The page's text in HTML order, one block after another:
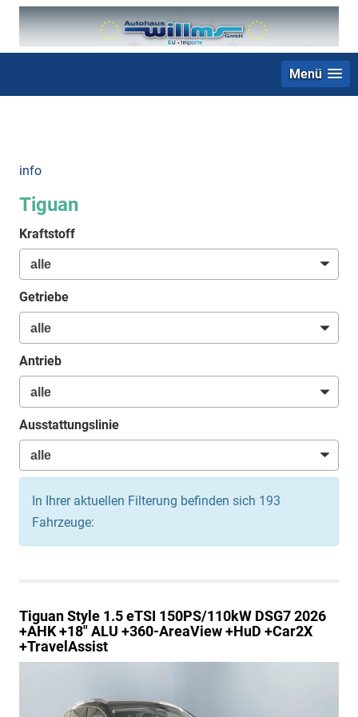
Menü
info
Tiguan
Kraftstoff
Getriebe
Antrieb
Ausstattungslinie
In Ihrer aktuellen Filterung befinden sich 193
Fahrzeuge:
TiguanStyle 1.5 eTSI 150PS/110kW DSG7 2026
+AHK +18" ALU +360-AreaView +HuD +Car2X
+TravelAssist